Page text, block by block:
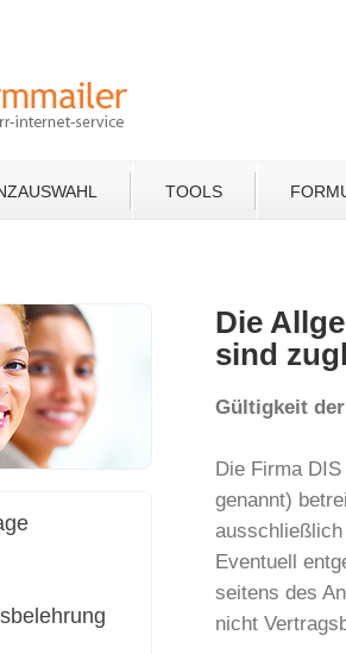
TOOLS
Die
sind
Gültigkeit
Die Firma
genannt)
Eventuell
seitens des
nicht